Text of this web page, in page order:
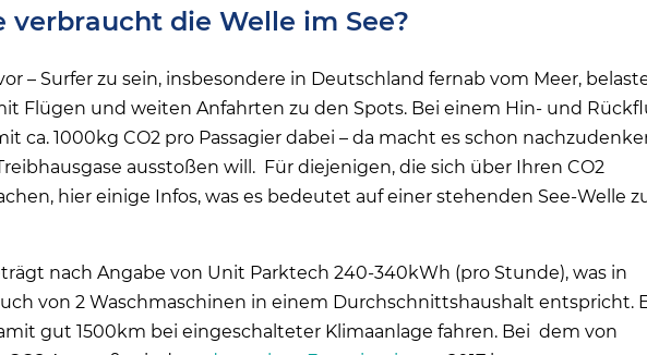
verbraucht die Welle im See?
– Surfer zu sein, insbesondere in Deutschland fernab vom Meer,
Flügen und weiten Anfahrten zu den Spots. Bei einem Hin- und
ca. 1000kg CO2 pro Passagier dabei – da macht es schon
ausstoßen will. Für diejenigen, die sich über Ihren CO2
hier einige Infos, was es bedeutet auf einer stehenden See-Welle
nach Angabe von Unit Parktech 240-340kWh (pro Stunde), was in
von 2 Waschmaschinen in einem Durchschnittshaushalt entspricht.
gut 1500km bei eingeschalteter Klimaanlage fahren. Bei dem von